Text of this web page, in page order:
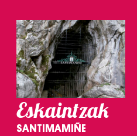
Eskaintzak
SANTIMAMIÑE